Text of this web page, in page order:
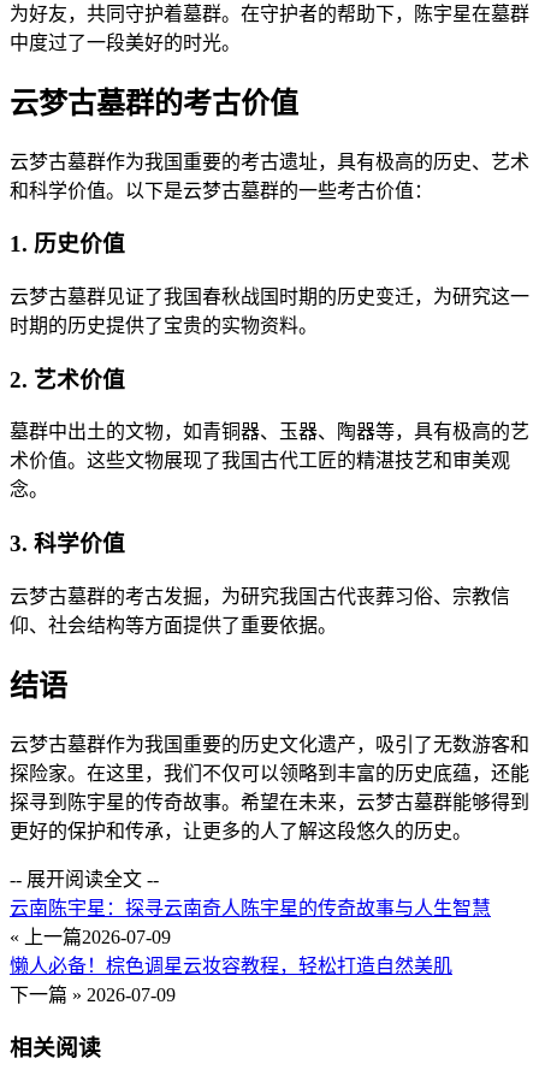
为好友，共同守护着墓群。在守护者的帮助下，陈宇星在墓群
中度过了一段美好的时光。
云梦古墓群的考古价值
云梦古墓群作为我国重要的考古遗址，具有极高的历史、艺术
和科学价值。以下是云梦古墓群的一些考古价值：
1. 历史价值
云梦古墓群见证了我国春秋战国时期的历史变迁，为研究这一
时期的历史提供了宝贵的实物资料。
2. 艺术价值
墓群中出土的文物，如青铜器、玉器、陶器等，具有极高的艺
术价值。这些文物展现了我国古代工匠的精湛技艺和审美观
念。
3. 科学价值
云梦古墓群的考古发掘，为研究我国古代丧葬习俗、宗教信
仰、社会结构等方面提供了重要依据。
结语
云梦古墓群作为我国重要的历史文化遗产，吸引了无数游客和
探险家。在这里，我们不仅可以领略到丰富的历史底蕴，还能
探寻到陈宇星的传奇故事。希望在未来，云梦古墓群能够得到
更好的保护和传承，让更多的人了解这段悠久的历史。
-- 展开阅读全文 --
云南陈宇星：探寻云南奇人陈宇星的传奇故事与人生智慧
« 上一篇2026-07-09
懒人必备！棕色调星云妆容教程，轻松打造自然美肌
下一篇 » 2026-07-09
相关阅读